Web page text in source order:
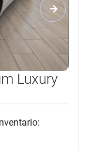
Luxury